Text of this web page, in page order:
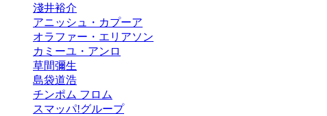
淺井裕介
アニッシュ・カプーア
オラファー・エリアソン
カミーユ・アンロ
草間彌生
島袋道浩
チンポム フロム
スマッパ!グループ